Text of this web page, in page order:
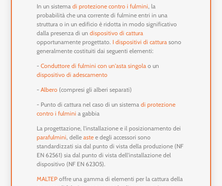
In un sistemadi protezione contro i fulmini, la
probabilità che una corrente di fulmine entri in una
struttura o in un edificio è ridotta in modo significativo
dalla presenza di undispositivo di cattura
opportunamente progettato. I dispositivi di cattura sono
generalmente costituiti dai seguenti elementi:
-Conduttore di fulmini con un'asta singola o un
dispositivo di adescamento
-Albero (compresi gli alberi separati)
- Punto di cattura nel caso di un sistemadi protezione
contro i fulmini a gabbia
La progettazione, l'installazione e il posizionamento dei
parafulmini, delleaste e degli accessori sono
standardizzati sia dal punto di vista della produzione (NF
EN 62561) sia dal punto di vista dell'installazione del
dispositivo (NF EN 62305).
MALTEP offre una gamma di elementi per la cattura della